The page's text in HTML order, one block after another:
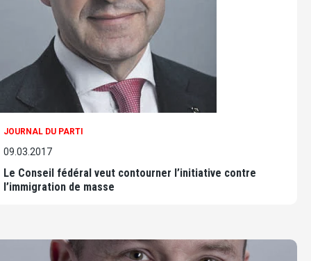
JOURNAL DU PARTI
09.03.2017
Le Conseil fédéral veut contourner l’initiative contre
l’immigration de masse